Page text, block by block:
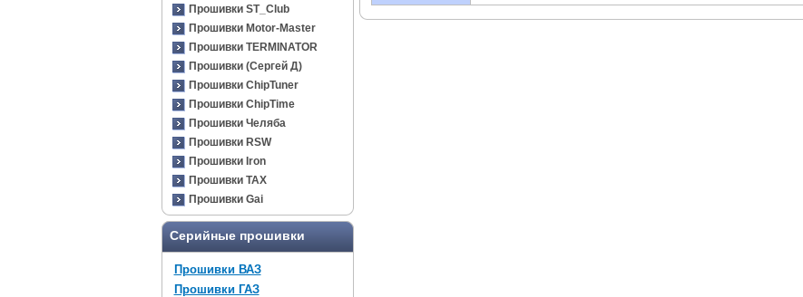
Прошивки ST_Club
Прошивки Motor-Master
Прошивки TERMINATOR
Прошивки (Сергей Д)
Прошивки ChipTuner
Прошивки ChipTime
Прошивки Челяба
Прошивки RSW
Прошивки Iron
Прошивки TAX
Прошивки Gai
Серийные прошивки
Прошивки ВАЗ
Прошивки ГАЗ